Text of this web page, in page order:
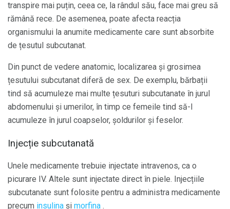
transpire mai puțin, ceea ce, la rândul său, face mai greu să
rămână rece. De asemenea, poate afecta reacția
organismului la anumite medicamente care sunt absorbite
de țesutul subcutanat.
Din punct de vedere anatomic, localizarea și grosimea
țesutului subcutanat diferă de sex. De exemplu, bărbații
tind să acumuleze mai multe țesuturi subcutanate în jurul
abdomenului și umerilor, în timp ce femeile tind să-l
acumuleze în jurul coapselor, șoldurilor și feselor.
Injecție subcutanată
Unele medicamente trebuie injectate intravenos, ca o
picurare IV. Altele sunt injectate direct în piele. Injecțiile
subcutanate sunt folosite pentru a administra medicamente
precum insulina și morfina .